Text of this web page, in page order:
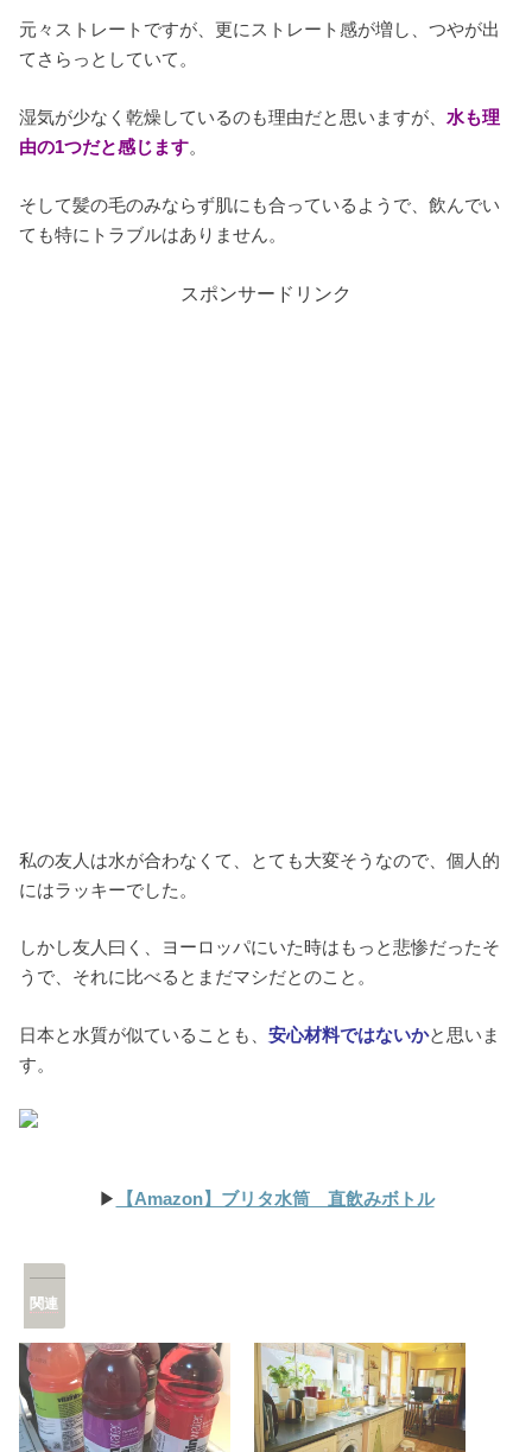
元々ストレートですが、更にストレート感が増し、つやが出
てさらっとしていて。
湿気が少なく乾燥しているのも理由だと思いますが、水も理
由の1つだと感じます。
そして髪の毛のみならず肌にも合っているようで、飲んでい
ても特にトラブルはありません。
スポンサードリンク
私の友人は水が合わなくて、とても大変そうなので、個人的
にはラッキーでした。
しかし友人曰く、ヨーロッパにいた時はもっと悲惨だったそ
うで、それに比べるとまだマシだとのこと。
日本と水質が似ていることも、安心材料ではないかと思いま
す。
▶︎ 【Amazon】ブリタ水筒 直飲みボトル
関連